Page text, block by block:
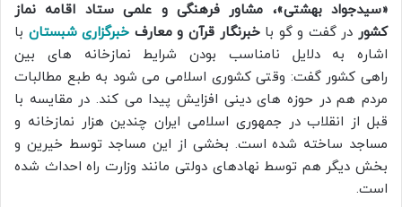
«سیدجواد بهشتی»، مشاور فرهنگی و علمی ستاد اقامه نماز
کشور در گفت و گو باخبرنگار قرآن و معارف خبرگزاری شبستان با
اشاره به دلایل نامناسب بودن شرایط نمازخانه های بین
راهی کشور گفت: وقتی کشوری اسلامی می شود به طبع مطالبات
مردم هم در حوزه های دینی افزایش پیدا می کند. در مقایسه با
قبل از انقلاب در جمهوری اسلامی ایران چندین هزار نمازخانه و
مساجد ساخته شده است. بخشی از این مساجد توسط خیرین و
بخش دیگر هم توسط نهادهای دولتی مانند وزارت راه احداث شده
است.